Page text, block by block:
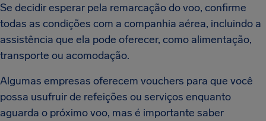
Se decidir esperar pela remarcação do voo, confirme
todas as condições com a companhia aérea, incluindo a
assistência que ela pode oferecer, como alimentação,
transporte ou acomodação.
Algumas empresas oferecem vouchers para que você
possa usufruir de refeições ou serviços enquanto
aguarda o próximo voo, mas é importante saber